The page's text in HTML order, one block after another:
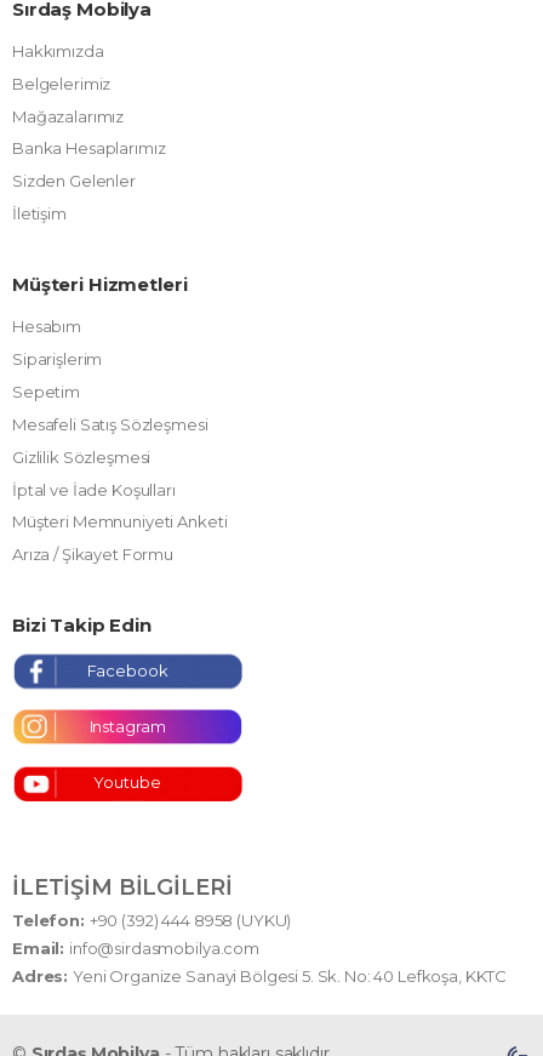
Sırdaş Mobilya
Hakkımızda
Belgelerimiz
Mağazalarımız
Banka Hesaplarımız
Sizden Gelenler
İletişim
Müşteri Hizmetleri
Hesabım
Siparişlerim
Sepetim
Mesafeli Satış Sözleşmesi
Gizlilik Sözleşmesi
İptal ve İade Koşulları
Müşteri Memnuniyeti Anketi
Arıza / Şikayet Formu
Bizi Takip Edin
Facebook
Instagram
Youtube
İLETIŞIM BILGILERI
Telefon: +90 (392) 444 8958 (UYKU)
Email: info@sirdasmobilya.com
Adres:Yeni Organize Sanayi Bölgesi 5. Sk. No: 40 Lefkoşa, KKTC